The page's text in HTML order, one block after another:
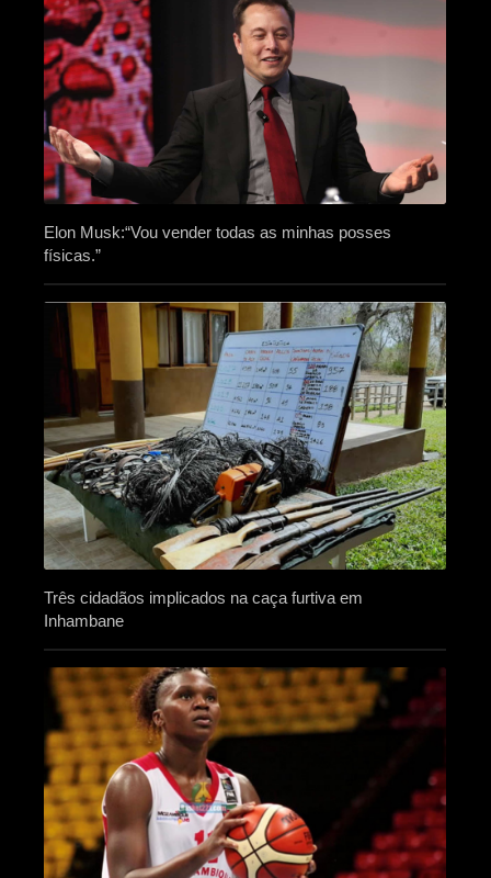
Elon Musk:“Vou vender todas as minhas posses
físicas.”
Três cidadãos implicados na caça furtiva em
Inhambane